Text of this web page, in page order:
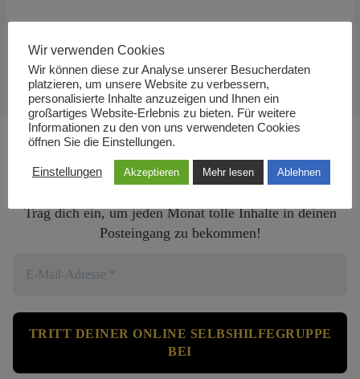
(k)BC
←Zurück
Abonniere unsere
Online-
Veranstaltungshinweise
Trag dich ein, um jeden Monat tolle Inhalte in deinen
Posteingang zu bekommen!
Wir verwenden Cookies
Wir können diese zur Analyse unserer Besucherdaten
platzieren, um unsere Website zu verbessern,
personalisierte Inhalte anzuzeigen und Ihnen ein
großartiges Website-Erlebnis zu bieten. Für weitere
Informationen zu den von uns verwendeten Cookies
öffnen Sie die Einstellungen.
Einstellungen Akzeptieren Mehr lesen Ablehnen